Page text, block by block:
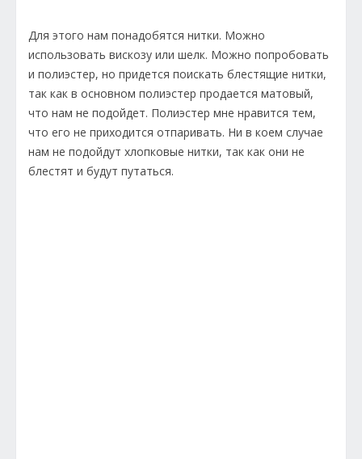
Для этого нам понадобятся нитки. Можно
использовать вискозу или шелк. Можно попробовать
и полиэстер, но придется поискать блестящие нитки,
так как в основном полиэстер продается матовый,
что нам не подойдет. Полиэстер мне нравится тем,
что его не приходится отпаривать. Ни в коем случае
нам не подойдут хлопковые нитки, так как они не
блестят и будут путаться.